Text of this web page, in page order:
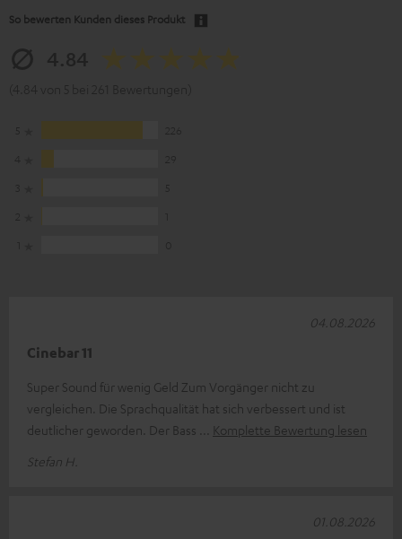
So bewerten Kunden dieses Produkt
Cinebar 11
Super Sound für wenig Geld Zum Vorgänger nicht zu
vergleichen. Die Sprachqualität hat sich verbessert und ist
deutlicher geworden. Der Bass
Komplette Bewertung lesen
Stefan H.
04.08.2026
01.08.2026